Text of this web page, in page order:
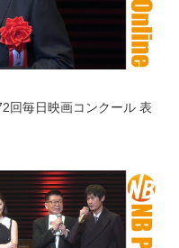
回毎日映画コンクール 表